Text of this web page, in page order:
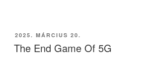
BEKÜLDVE:
2025. MÁRCIUS 20.
The End Game Of 5G